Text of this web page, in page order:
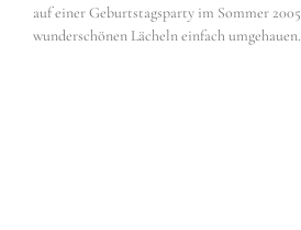
auf einer Geburtstagsparty im Sommer
wunderschönen Lächeln einfach